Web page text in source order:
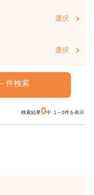
選択
選択
検索結果0中 1～0件を表示